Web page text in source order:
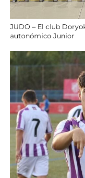
JUDO – El club
autonómico Junior